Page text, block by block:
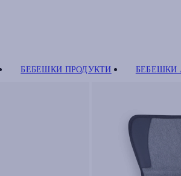
БЕБЕШКИ ПРОДУКТИ БЕБЕШКИ